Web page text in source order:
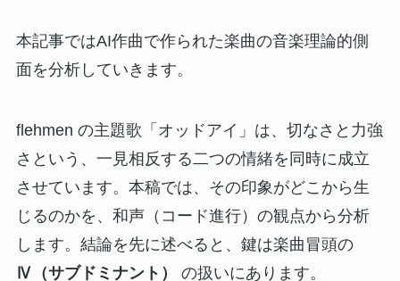
本記事ではAI作曲で作られた楽曲の音楽理論的側
面を分析していきます。
flehmen の主題歌「オッドアイ」は、切なさと力強
さという、一見相反する二つの情緒を同時に成立
させています。本稿では、その印象がどこから生
じるのかを、和声（コード進行）の観点から分析
します。結論を先に述べると、鍵は楽曲冒頭の
Ⅳ（サブドミナント）
の扱いにあります。